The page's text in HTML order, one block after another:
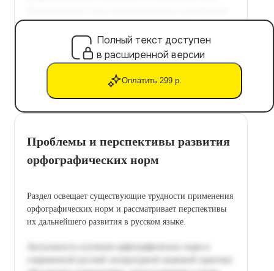
Полный текст доступен
в расширенной версии
Оплатить 299 р.
Проблемы и перспективы развития
орфографических норм
Раздел освещает существующие трудности применения
орфографических норм и рассматривает перспективы
их дальнейшего развития в русском языке.